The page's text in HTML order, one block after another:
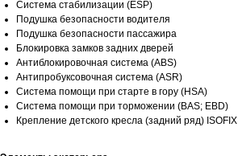
Система стабилизации (ESP)
Подушка безопасности водителя
Подушка безопасности пассажира
Блокировка замков задних дверей
Антиблокировочная система (ABS)
Антипробуксовочная система (ASR)
Система помощи при старте в гору (HSA)
Система помощи при торможении (BAS; EBD)
Крепление детского кресла (задний ряд) ISOFIX